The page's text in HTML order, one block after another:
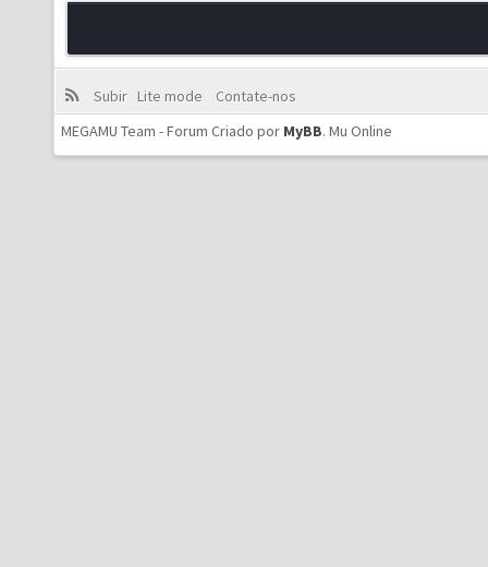
Subir Lite mode
Contate-nos
MEGAMU Team - Forum Criado por MyBB. Mu Online